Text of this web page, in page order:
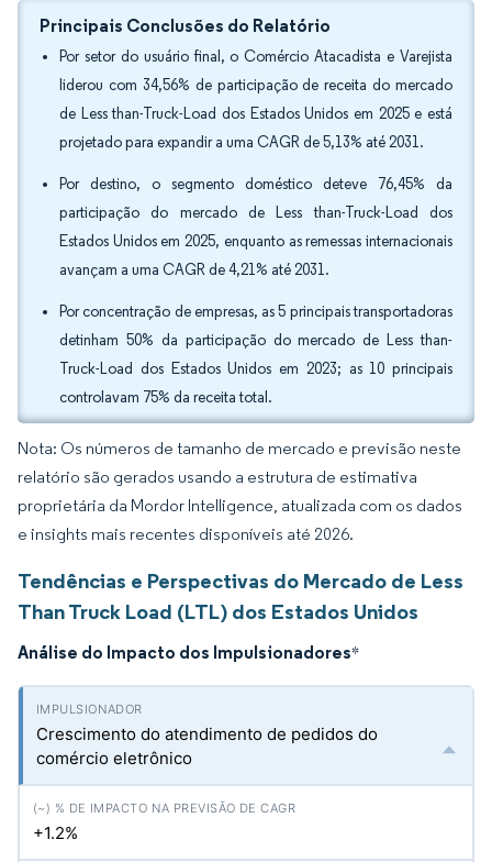
Principais Conclusões do Relatório
Por setor do usuário final, o Comércio Atacadista e Varejista
liderou com 34,56% de participação de receita do mercado
de Less than-Truck-Load dos Estados Unidos em 2025 e está
projetado para expandir a uma CAGR de 5,13% até 2031.
Por destino, o segmento doméstico deteve 76,45% da
participação do mercado de Less than-Truck-Load dos
Estados Unidos em 2025, enquanto as remessas internacionais
avançam a uma CAGR de 4,21% até 2031.
Por concentração de empresas, as 5 principais transportadoras
detinham 50% da participação do mercado de Less than-
Truck-Load dos Estados Unidos em 2023; as 10 principais
controlavam 75% da receita total.
Nota: Os números de tamanho de mercado e previsão neste
relatório são gerados usando a estrutura de estimativa
proprietária da Mordor Intelligence, atualizada com os dados
e insights mais recentes disponíveis até 2026.
Tendências e Perspectivas do Mercado de Less
Than Truck Load (LTL) dos Estados Unidos
Análise do Impacto dos Impulsionadores*
Crescimento do atendimento de pedidos do
comércio eletrônico
+1.2%